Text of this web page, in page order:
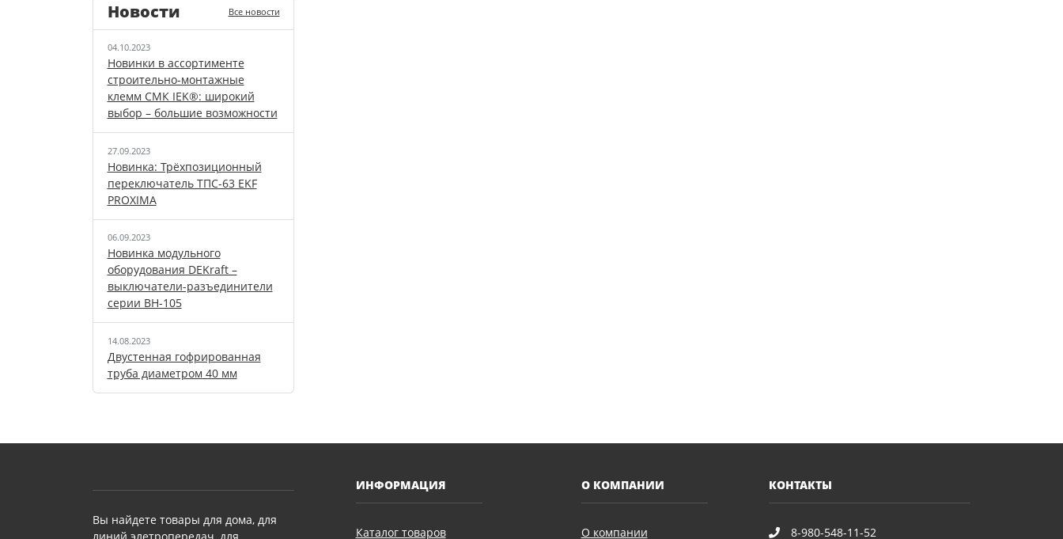
Новости Все новости
04.10.2023
Новинки в ассортименте
строительно-монтажные
клемм СМК IEK®: широкий
выбор – большие возможности
27.09.2023
Новинка: Трёхпозиционный
переключатель ТПС-63 EKF
PROXIMA
06.09.2023
Новинка модульного
оборудования DEKraft –
выключатели-разъединители
серии ВН-105
14.08.2023
Двустенная гофрированная
труба диаметром 40 мм
Вы найдете товары для дома, для
ИНФОРМАЦИЯ
Каталог товаров
О КОМПАНИИ
О компании
КОНТАКТЫ
8-980-548-11-52